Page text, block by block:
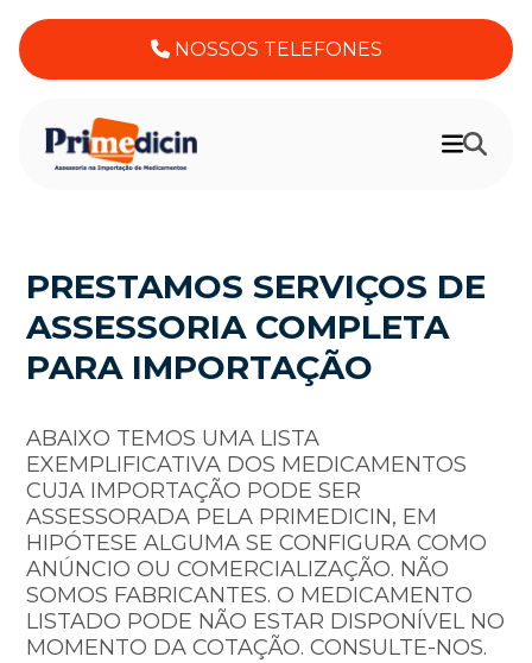
NOSSOS TELEFONES
PRESTAMOS SERVIÇOS DE
ASSESSORIA COMPLETA
PARA IMPORTAÇÃO
ABAIXO TEMOS UMA LISTA
EXEMPLIFICATIVA DOS MEDICAMENTOS
CUJA IMPORTAÇÃO PODE SER
ASSESSORADA PELA PRIMEDICIN, EM
HIPÓTESE ALGUMA SE CONFIGURA COMO
ANÚNCIO OU COMERCIALIZAÇÃO. NÃO
SOMOS FABRICANTES. O MEDICAMENTO
LISTADO PODE NÃO ESTAR DISPONÍVEL NO
MOMENTO DA COTAÇÃO. CONSULTE-NOS.